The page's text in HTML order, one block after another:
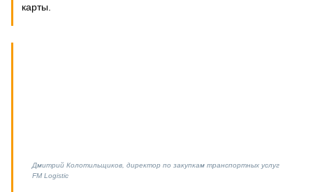
карты.
Дмитрий Колотильщиков, директор по закупкам транспортных услуг
FM Logistic